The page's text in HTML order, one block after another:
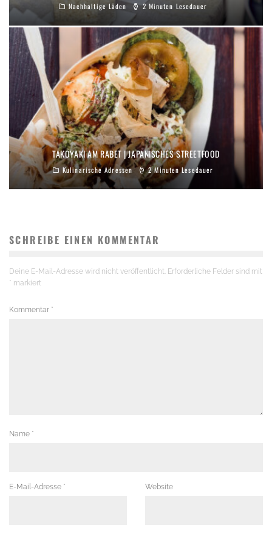
Nachhaltige Läden 2 Minuten Lesedauer
TAKOYAKI AM RABET | JAPANISCHES STREETFOOD
Kulinarische Adressen 2 Minuten Lesedauer
SCHREIBE EINEN KOMMENTAR
Deine E-Mail-Adresse wird nicht veröffentlicht. Erforderliche Felder sind mit
* markiert
Kommentar *
Name *
E-Mail-Adresse * Website